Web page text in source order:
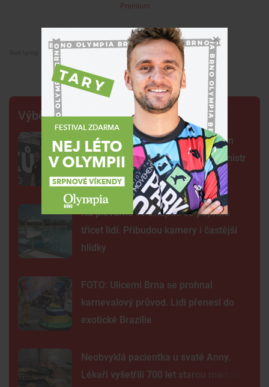
Premium
Premium
Výběr šéfredaktora
Centrum Brna ovládli šermíři. Jsem
jako Kung Fu Panda, řekl čerstvý mistr
světa
Na plovárně ve Znojmě se popralo
třicet lidí. Přibudou kamery i častější
hlídky
FOTO: Ulicemi Brna se prohnal
karnevalový průvod. Lidi přenesl do
exotické Brazílie
Neobvyklá pacientka u svaté Anny.
Lékaři vyšetřili 700 let starou madonu